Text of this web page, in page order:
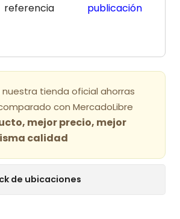
referencia
publicación
tienda oficial ahorras
con MercadoLibre
mejor precio, mejor
calidad
de ubicaciones